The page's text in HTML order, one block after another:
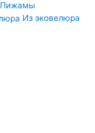
Пижамы
Из эковелюра